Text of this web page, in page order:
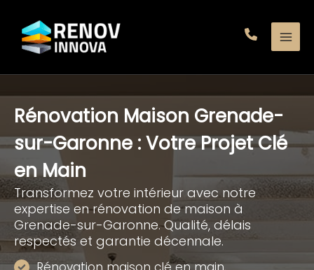
contenu
Rénovation Maison Grenade-
sur-Garonne : Votre Projet Clé
en Main
Transformez votre intérieur avec notre
expertise en rénovation de maison à
Grenade-sur-Garonne. Qualité, délais
respectés et garantie décennale.